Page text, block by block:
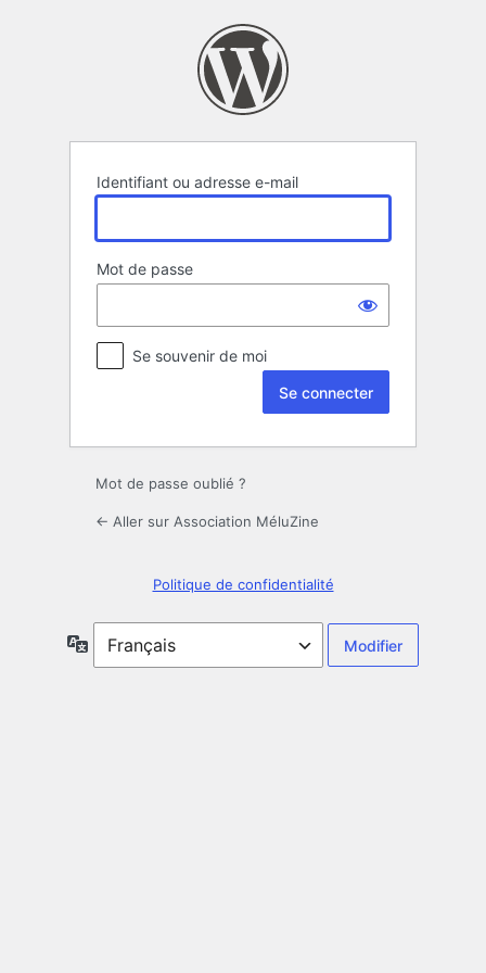
Identifiant ou adresse e-mail
Mot de passe
Se souvenir de moi
Mot de passe oublié ?
← Aller sur Association MéluZine
Politique de confidentialité
Langue